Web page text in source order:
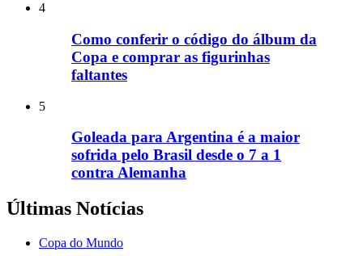
4
Como conferir o código do álbum da
Copa e comprar as figurinhas
faltantes
5
Goleada para Argentina é a maior
sofrida pelo Brasil desde o 7 a 1
contra Alemanha
Últimas Notícias
Copa do Mundo